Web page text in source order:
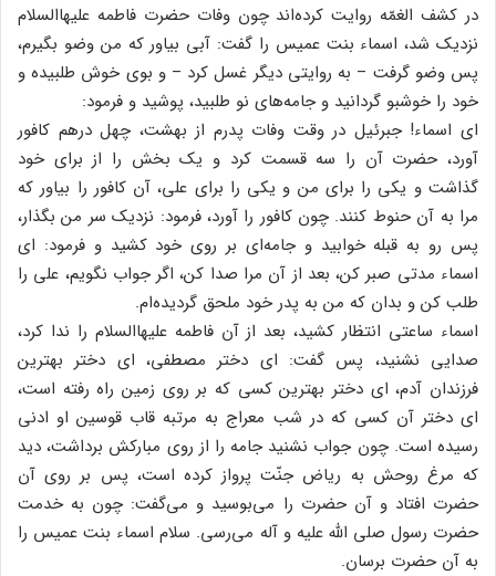
در کشف الغمّه روایت کرده‌اند چون وفات حضرت فاطمه علیهاالسلام
نزدیک شد، اسماء بنت عمیس را گفت: آبی بیاور که من وضو بگیرم،
پس وضو گرفت – به روایتی دیگر غسل کرد – و بوی خوش طلبیده و
خود را خوشبو گردانید و جامه‌های نو طلبید، پوشید و فرمود:
ای اسماء! جبرئیل در وقت وفات پدرم از بهشت، چهل درهم کافور
آورد، حضرت آن را سه قسمت کرد و یک بخش را از برای خود
گذاشت و یکی را برای من و یکی را برای علی، آن کافور را بیاور که
مرا به آن حنوط کنند. چون کافور را آورد، فرمود: نزدیک سر من بگذار،
پس رو به قبله خوابید و جامه‌ای بر روی خود کشید و فرمود: ای
اسماء مدتی صبر کن، بعد از آن مرا صدا کن، اگر جواب نگویم، علی را
طلب کن و بدان که من به پدر خود ملحق گردیده‌ام.
اسماء ساعتی انتظار کشید، بعد از آن فاطمه علیهاالسلام را ندا کرد،
صدایی نشنید، پس گفت: ای دختر مصطفی، ای دختر بهترین
فرزندان آدم، ای دختر بهترین کسی که بر روی زمین راه رفته است،
ای دختر آن کسی که در شب معراج به مرتبه قاب قوسین او ادنی
رسیده است. چون جواب نشنید جامه را از روی مبارکش برداشت، دید
که مرغ روحش به ریاض جنّت پرواز کرده است، پس بر روی آن
حضرت افتاد و آن حضرت را می‌بوسید و می‌گفت: چون به خدمت
حضرت رسول صلی الله علیه و آله می‌رسی. سلام اسماء بنت عمیس را
به آن حضرت برسان.